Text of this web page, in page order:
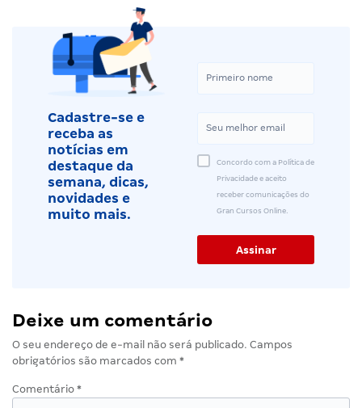
Cadastre-se e
receba as
notícias em
destaque da
semana, dicas,
novidades e
muito mais.
Concordo com a Política de
Privacidade e aceito
receber comunicações do
Gran Cursos Online.
Deixe um comentário
O seu endereço de e-mail não será publicado. Campos
obrigatórios são marcados com *
Comentário *